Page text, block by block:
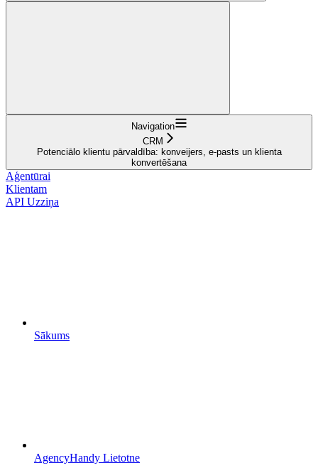
Navigation
CRM
Potenciālo klientu pārvaldība: konveijers, e-pasts un klienta
konvertēšana
Aģentūrai
Klientam
API Uzziņa
Sākums
AgencyHandy Lietotne